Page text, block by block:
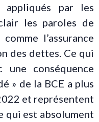
par les
les paroles de
l’assurance
des dettes. Ce qui
conséquence
» de la BCE a plus
et représentent
qui est absolument